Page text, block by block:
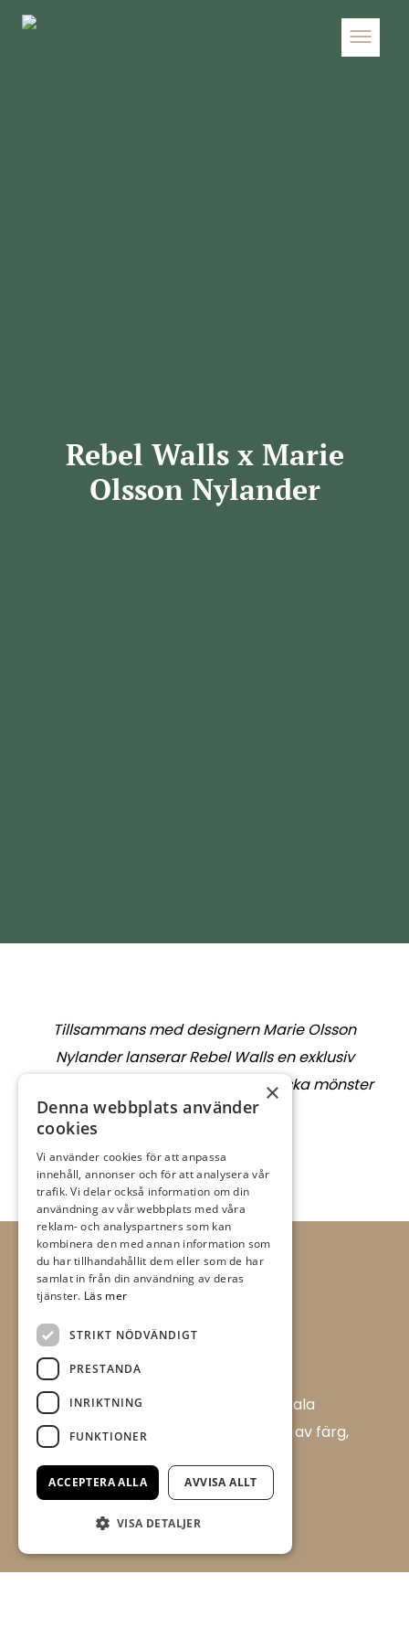
Rebel Walls x Marie
Olsson Nylander
Tillsammans med designern Marie Olsson
Nylander lanserar Rebel Walls en exklusiv
tapetkollektion innehållande magiska mönster
med en historia.
Allt i Färg AB är en färghandel i centrala
Ulricehamn med ett brett sortiment av färg,
Flügger Färg, Allt i Färg
Boråsvägen 17 D
×
Denna webbplats använder
cookies
Vi använder cookies för att anpassa
innehåll, annonser och för att analysera vår
trafik. Vi delar också information om din
användning av vår webbplats med våra
reklam- och analyspartners som kan
kombinera den med annan information som
du har tillhandahållit dem eller som de har
samlat in från din användning av deras
tjänster. Läs mer
STRIKT NÖDVÄNDIGT
PRESTANDA
INRIKTNING
FUNKTIONER
ACCEPTERA ALLA AVVISA ALLT
VISA DETALJER